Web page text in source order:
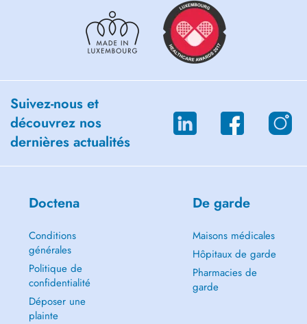
Suivez-nous et
découvrez nos
dernières actualités
Doctena
Conditions
générales
Politique de
confidentialité
Déposer une
plainte
De garde
Maisons médicales
Hôpitaux de garde
Pharmacies de
garde